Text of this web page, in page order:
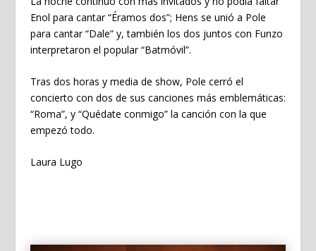
Enol para cantar “Éramos dos”; Hens se unió a Pole
para cantar “Dale” y, también los dos juntos con Funzo
interpretaron el popular “Batmóvil”.
Tras dos horas y media de show, Pole cerró el
concierto con dos de sus canciones más emblemáticas:
“Roma”, y “Quédate conmigo” la canción con la que
empezó todo.
Laura Lugo